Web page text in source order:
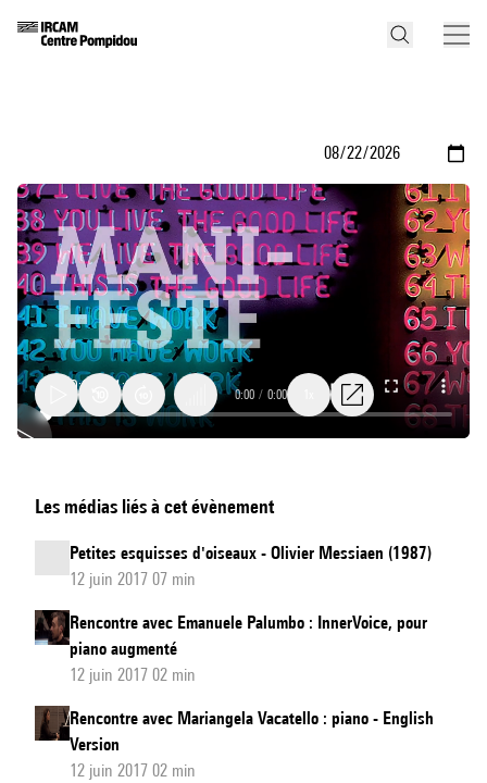
avec
Giulia
Lorusso
Entr'ouvert,
pour
augmenté
0:00 / 0:00
Les médias liés à cet évènement
Petites esquisses d'oiseaux - Olivier Messiaen (1987)
12 juin 2017 07 min
Rencontre avec Emanuele Palumbo : InnerVoice, pour
piano augmenté
12 juin 2017 02 min
Rencontre avec Mariangela Vacatello : piano - English
Version
12 juin 2017 02 min